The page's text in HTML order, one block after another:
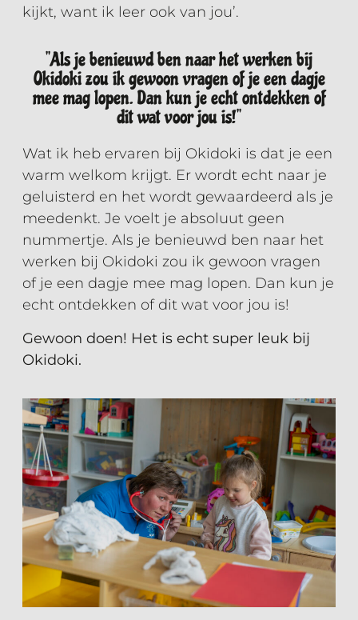
kijkt, want ik leer ook van jou’.
''Als je benieuwd ben naar het werken bij
Okidoki zou ik gewoon vragen of je een dagje
mee mag lopen. Dan kun je echt ontdekken of
dit wat voor jou is!''
Wat ik heb ervaren bij Okidoki is dat je een
warm welkom krijgt. Er wordt echt naar je
geluisterd en het wordt gewaardeerd als je
meedenkt. Je voelt je absoluut geen
nummertje. Als je benieuwd ben naar het
werken bij Okidoki zou ik gewoon vragen
of je een dagje mee mag lopen. Dan kun je
echt ontdekken of dit wat voor jou is!
Gewoon doen! Het is echt super leuk bij
Okidoki.